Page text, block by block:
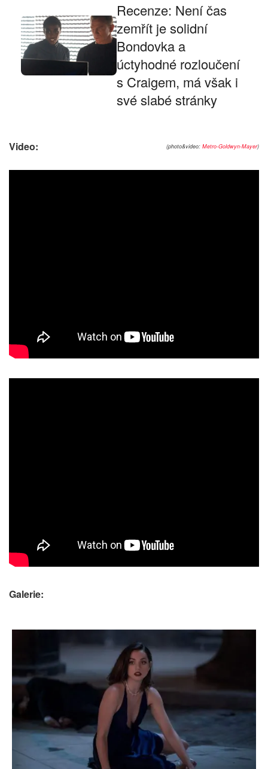
Recenze: Není čas
zemřít je solidní
Bondovka a
úctyhodné rozloučení
s Craigem, má však i
své slabé stránky
(photo&video: Metro-Goldwyn-Mayer)
Video:
Galerie: